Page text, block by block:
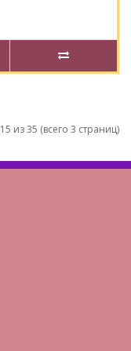
из 35 (всего 3 страниц)